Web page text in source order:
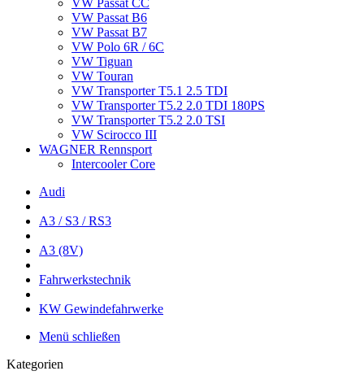
VW Passat CC
VW Passat B6
VW Passat B7
VW Polo 6R / 6C
VW Tiguan
VW Touran
VW Transporter T5.1 2.5 TDI
VW Transporter T5.2 2.0 TDI 180PS
VW Transporter T5.2 2.0 TSI
VW Scirocco III
WAGNER Rennsport
Intercooler Core
Audi
A3 / S3 / RS3
A3 (8V)
Fahrwerkstechnik
KW Gewindefahrwerke
Menü schließen
Kategorien